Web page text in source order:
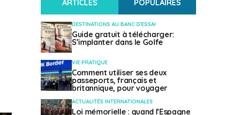
ARTICLES
POPULAIRES
DESTINATIONS AU BANC D'ESSAI
Guide gratuit à télécharger:
S’implanter dans le Golfe
VIE PRATIQUE
Comment utiliser ses deux
passeports, français et
britannique, pour voyager
ACTUALITÉS INTERNATIONALES
Loi mémorielle : quand l’Espagne